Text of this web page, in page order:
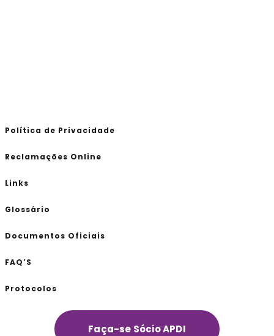
Política de Privacidade
Reclamações Online
Links
Glossário
Documentos Oficiais
FAQ’S
Protocolos
Faça-se Sócio APDI